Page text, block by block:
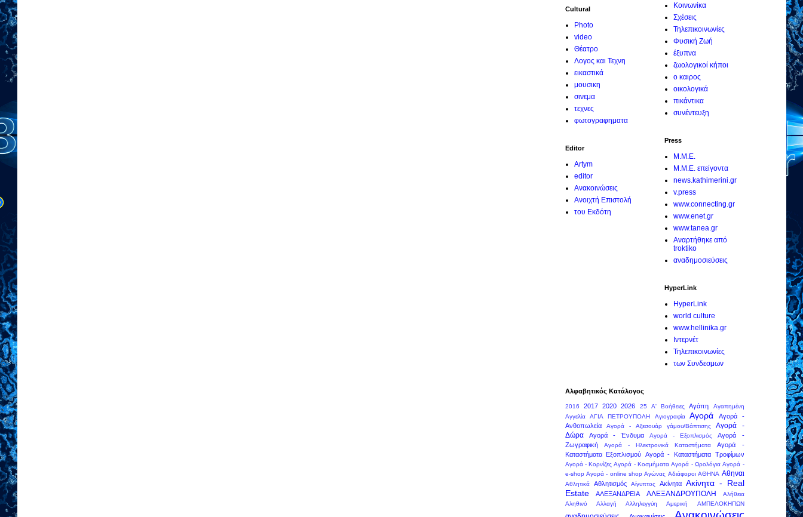
Cultural
Photo
video
Θέατρο
Λογος και Τεχνη
εικαστικά
μουσικη
σινεμα
τεχνες
φωτογραφηματα
Editor
Artym
editor
Ανακοινώσεις
Ανοιχτή Επιστολή
του Εκδότη
Κοινωνίκα
Σχέσεις
Τηλεπικοινωνίες
Φυσική Ζωή
έξυπνα
ζωολογικοί κήποι
ο καιρος
οικολογικά
πικάντικα
συνέντευξη
Press
M.M.E.
M.M.E. επείγοντα
news.kathimerini.gr
v.press
www.connecting.gr
www.enet.gr
www.tanea.gr
Αναρτήθηκε από
troktiko
αναδημοσιεύσεις
HyperLink
HyperLink
world culture
www.hellinika.gr
Ιντερνέτ
Τηλεπικοινωνίες
των Συνδεσμων
Αλφαβητικός Κατάλογος
2016 2017 2020 2026 25 Α' Βοήθειες Αγάπη
Αγαπημένη
Αγγελία
ΑΓΙΑ ΠΕΤΡΟΥΠΟΛΗ Αγιογραφία Αγορά
Αγορά -
Ανθοπωλεία
Αγορά - Αξεσουάρ γάμου/Βάπτισης
Αγορά -
Δώρα
Αγορά - Ένδυμα Αγορά - Εξοπλισμός
Αγορά -
Ζωγραφική
Αγορά - Ηλεκτρονικά Καταστήματα
Αγορά -
Καταστήματα Εξοπλισμού Αγορά - Καταστήματα Τροφίμων
Αγορά - Κορνίζες Αγορά - Κοσμήματα Αγορά - Ωρολόγια Αγορά -
e-shop Αγορά - online shop Αγώνας Αδιάφοροι ΑΘΗΝΑ Αθηναι
Αθλητικά Αθλητισμός Αίγυπτος Ακίνητα
Ακίνητα - Real
Estate
ΑΛΕΞΑΝΔΡΕΙΑ ΑΛΕΞΑΝΔΡΟΥΠΟΛΗ
Αλήθεια
Αληθινό
Αλλαγή Αλληλεγγύη Αμερική ΑΜΠΕΛΟΚΗΠΩΝ